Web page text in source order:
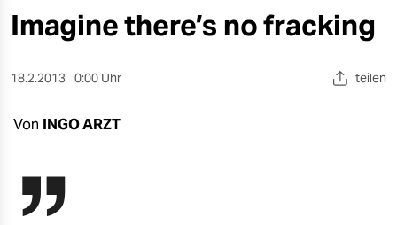
gesellschaft
kultur
sport
nord
Imagine there’s no fracking
18.2.2013 0:00 Uhr teilen
Von INGO ARZT
